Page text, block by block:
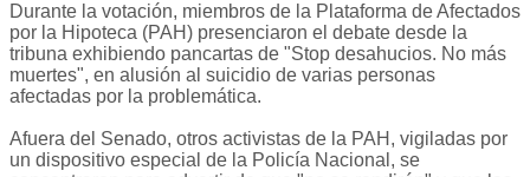
Durante la votación, miembros de la Plataforma de Afectados
por la Hipoteca (PAH) presenciaron el debate desde la
tribuna exhibiendo pancartas de "Stop desahucios. No más
muertes", en alusión al suicidio de varias personas
afectadas por la problemática.
Afuera del Senado, otros activistas de la PAH, vigiladas por
un dispositivo especial de la Policía Nacional, se